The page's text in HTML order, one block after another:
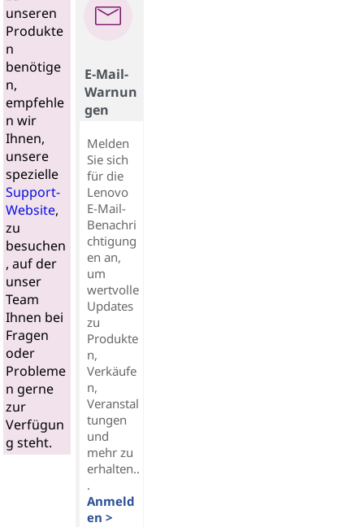
unseren
Produkte
n
benötige
n,
empfehle
n wir
Ihnen,
unsere
spezielle
Support-
Website,
zu
besuchen
, auf der
unser
Team
Ihnen bei
Fragen
oder
Probleme
n gerne
zur
Verfügun
g steht.
E-Mail-
Warnun
gen
Melden
Sie sich
für die
Lenovo
E-Mail-
Benachri
chtigung
en an,
um
wertvolle
Updates
zu
Produkte
n,
Verkäufe
n,
Veranstal
tungen
und
mehr zu
erhalten..
.
Anmeld
en >